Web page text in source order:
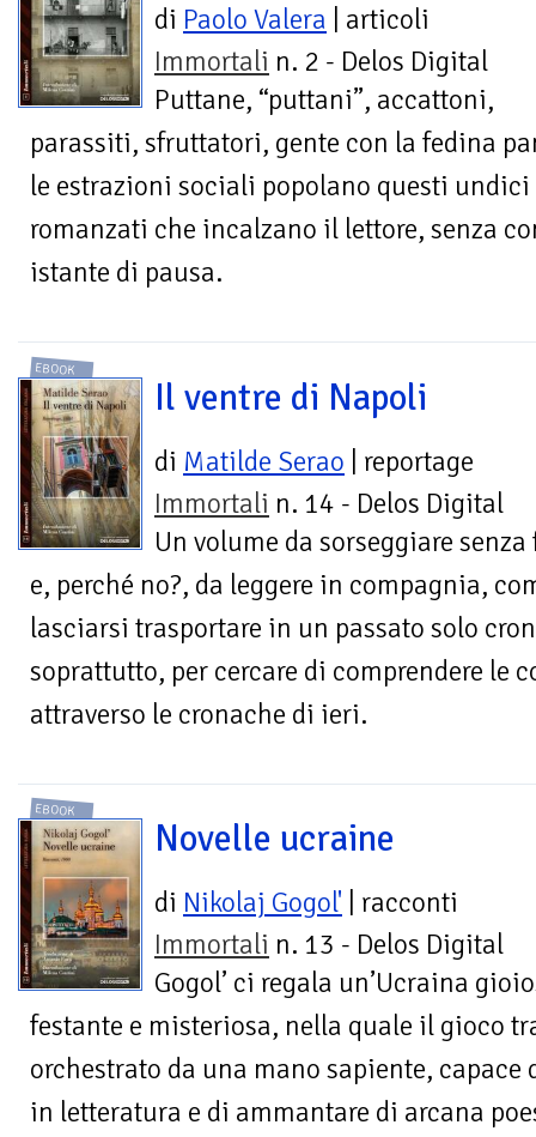
di Paolo Valera | articoli
Immortali n. 2 - Delos Digital
Puttane, “puttani”, accattoni,
parassiti, sfruttatori, gente con la fedina
le estrazioni sociali popolano questi
romanzati che incalzano il lettore, senza
istante di pausa.
EBOOK
Il ventre di Napoli
di Matilde Serao | reportage
Immortali n. 14 - Delos Digital
Un volume da sorseggiare senza
e, perché no?, da leggere in compagnia,
lasciarsi trasportare in un passato solo
soprattutto, per cercare di comprendere le
attraverso le cronache di ieri.
EBOOK
Novelle ucraine
di Nikolaj Gogol' | racconti
Immortali n. 13 - Delos Digital
Gogol’ ci regala un’Ucraina
festante e misteriosa, nella quale il gioco
orchestrato da una mano sapiente,
in letteratura e di ammantare di arcana